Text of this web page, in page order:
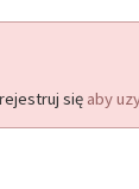
się aby